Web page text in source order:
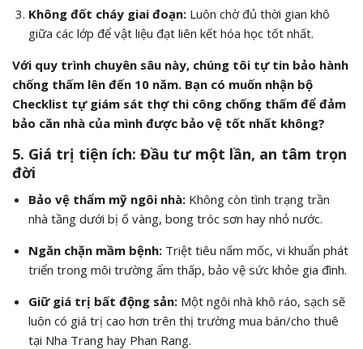
Không đốt cháy giai đoạn:Luôn chờ đủ thời gian khô
giữa các lớp để vật liệu đạt liên kết hóa học tốt nhất.
Với quy trình chuyên sâu này, chúng tôi tự tin bảo hành
chống thấm lên đến 10 năm. Bạn có muốn nhận bộ
Checklist tự giám sát thợ thi công chống thấm để đảm
bảo căn nhà của mình được bảo vệ tốt nhất không?
5. Giá trị tiện ích: Đầu tư một lần, an tâm trọn
đời
Bảo vệ thẩm mỹ ngôi nhà:Không còn tình trạng trần
nhà tầng dưới bị ố vàng, bong tróc sơn hay nhỏ nước.
Ngăn chặn mầm bệnh:Triệt tiêu nấm mốc, vi khuẩn phát
triển trong môi trường ẩm thấp, bảo vệ sức khỏe gia đình.
Giữ giá trị bất động sản:Một ngôi nhà khô ráo, sạch sẽ
luôn có giá trị cao hơn trên thị trường mua bán/cho thuê
tại Nha Trang hay Phan Rang.